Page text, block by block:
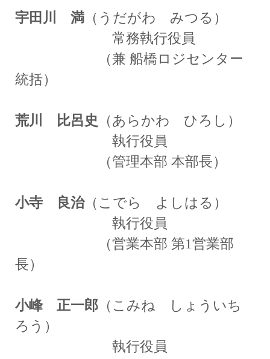
宇田川 満 （うだがわ みつる）
常務執行役員
（兼 船橋ロジセンター
統括）
荒川 比呂史
（あらかわ ひろし）
執行役員
（管理本部 本部長）
小寺 良治（こでら よしはる）
執行役員
（営業本部 第1営業部
長）
小峰 正一郎 （こみね しょういち
ろう）
執行役員